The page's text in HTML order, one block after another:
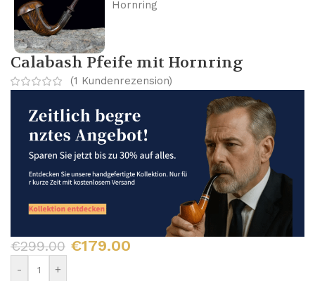
Calabash Pfeife mit Hornring
(1 Kundenrezension)
€299.00 €179.00
- +